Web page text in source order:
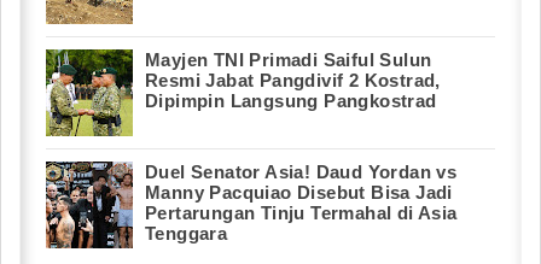
Mayjen TNI Primadi Saiful Sulun
Resmi Jabat Pangdivif 2 Kostrad,
Dipimpin Langsung Pangkostrad
Duel Senator Asia! Daud Yordan vs
Manny Pacquiao Disebut Bisa Jadi
Pertarungan Tinju Termahal di Asia
Tenggara